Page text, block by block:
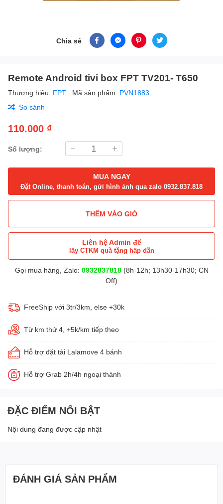
Chia sẻ
Remote Android tivi box FPT TV201- T650
Thương hiệu: FPT Mã sản phẩm: PVN1883
So sánh
110.000 ₫
Số lượng:
MUA NGAY
Đặt Online, thanh toán, gửi hình ảnh qua zalo 0932.837.818
THÊM VÀO GIỎ
Liên hệ Admin để
lấy CTKM quà tặng hấp dẫn
Gọi mua hàng, Zalo: 0932837818(8h-12h; 13h30-17h30; CN
Off)
FreeShip với 3tr/3km, else +30k
Từ km thứ 4, +5k/km tiếp theo
Hỗ trợ đặt tải Lalamove 4 bánh
Hỗ trợ Grab 2h/4h ngoại thành
ĐẶC ĐIỂM NỔI BẬT
Nội dung đang được cập nhật
ĐÁNH GIÁ SẢN PHẨM